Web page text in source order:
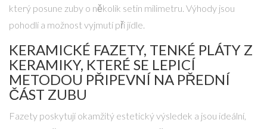
který posune zuby o několik setin milimetru. Výhody jsou
pohodlí a možnost vyjmutí při jídle.
KERAMICKÉ FAZETY, TENKÉ PLÁTY Z
KERAMIKY, KTERÉ SE LEPICÍ
METODOU PŘIPEVNÍ NA PŘEDNÍ
ČÁST ZUBU
Fazety poskytují okamžitý estetický výsledek a jsou ideální,